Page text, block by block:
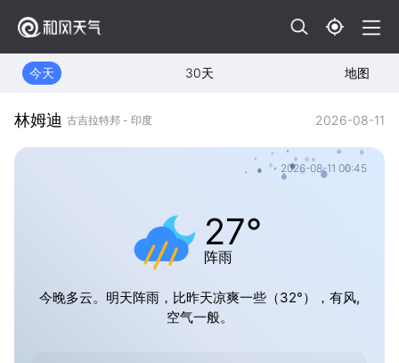
今天 30天 地图
林姆迪 古吉拉特邦 - 印度 2026-08-11
2026-08-11 00:45
27°
阵雨
今晚多云。明天阵雨，比昨天凉爽一些（32°），有风,
空气一般。